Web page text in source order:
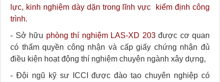
lực, kinh nghiệm dày dặn trong lĩnh vực kiểm định công
trình.
- Sở hữu phòng thí nghiệm LAS-XD 203được cơ quan
có thẩm quyền công nhận và cấp giấy chứng nhận đủ
điều kiện hoạt động thí nghiệm chuyên ngành xây dựng,
- Đội ngũ kỹ sư ICCI được đào tạo chuyên nghiệp có